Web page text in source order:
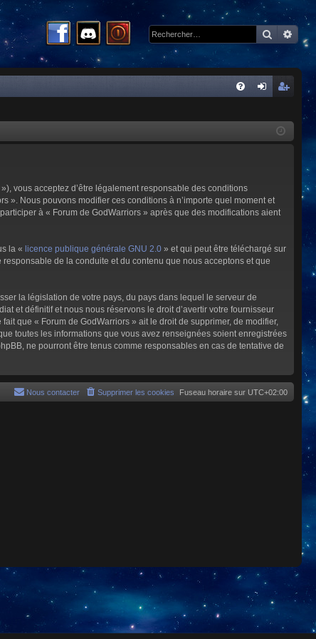
cri
vous acceptez d’être légalement responsable des conditions
». Nous pouvons modifier ces conditions à n’importe quel moment et
à « Forum de GodWarriors » après que des modifications aient
la « licence publique générale GNU 2.0 » et qui peut être téléchargé sur
de la conduite et du contenu que nous acceptons et que
la législation de votre pays, du pays dans lequel le serveur de
et définitif et nous nous réservons le droit d’avertir votre fournisseur
que « Forum de GodWarriors » ait le droit de supprimer, de modifier,
toutes les informations que vous avez renseignées soient enregistrées
ne pourront être tenus comme responsables en cas de tentative de
Fuseau horaire sur UTC+02:00
Supprimer les cookies
Nous contacter